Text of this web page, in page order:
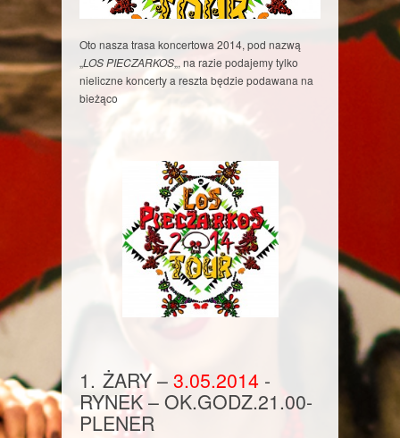
Oto nasza trasa koncertowa 2014, pod nazwą
„LOS PIECZARKOS„, na razie podajemy tylko
nieliczne koncerty a reszta będzie podawana na
bieżąco
1. ŻARY – 3.05.2014 -
RYNEK – OK.GODZ.21.00-
PLENER